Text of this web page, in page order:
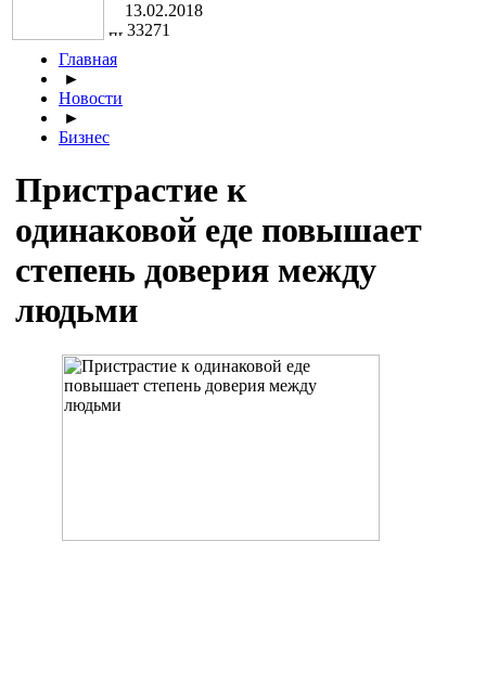
13.02.2018
33271
Главная
►
Новости
►
Бизнес
Пристрастие к
одинаковой еде повышает
степень доверия между
людьми